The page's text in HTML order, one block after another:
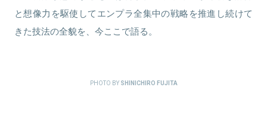
と想像力を駆使してエンプラ全集中の戦略を推進し続けて
きた技法の全貌を、今ここで語る。
PHOTO BY SHINICHIRO FUJITA